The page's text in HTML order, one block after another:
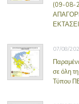
(09-08-
07/08/
σε όλη
Τύπου